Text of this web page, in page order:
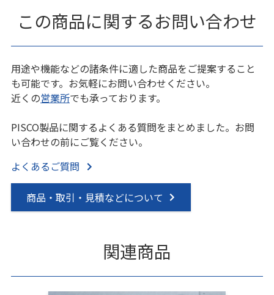
この商品に関するお問い合わせ
用途や機能などの諸条件に適した商品をご提案すること
も可能です。お気軽にお問い合わせください。
近くの営業所でも承っております。
PISCO製品に関するよくある質問をまとめました。お問
い合わせの前にご覧ください。
よくあるご質問
商品・取引・見積などについて
関連商品